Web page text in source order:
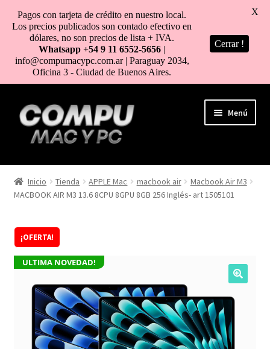
al
contenido
Menú
HOME
TIENDA
COMO COMPRAR
MI CUENTA
NOSOTROS
SERVICIOS
Inicio Tienda APPLE Mac macbook air
Macbook Air M3
MACBOOK AIR M3 13.6 8CPU 8GPU 8GB 256 Inglés- art 1505101
¡OFERTA!
ULTIMA NOVEDAD!
Pagos con tarjeta de crédito en nuestro local.
Los precios publicados son contado efectivo en
dólares, no son precios de lista + IVA.
Whatsapp +54 9 11 6552-5656 |
info@compumacypc.com.ar | Paraguay 2034,
Oficina 3 - Ciudad de Buenos Aires.
Cerrar !
X